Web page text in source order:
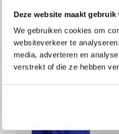
Deze website maakt gebruik
We gebruiken cookies om
websiteverkeer te
media, adverteren en
verstrekt of die ze hebben